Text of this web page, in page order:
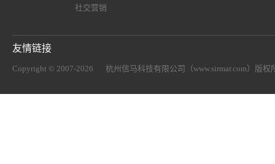
社交营销
友情链接
Copyright © 2007-2026 杭州信马科技有限公司（www.sirmar.com） 版权